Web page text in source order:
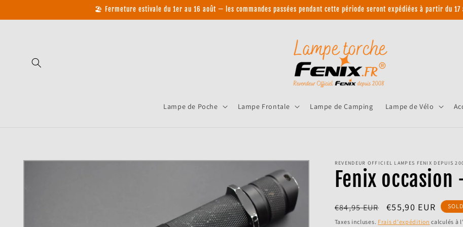
🏖️ Fermeture estivale du 1er au 16 août — les commandes passées pendant cette période seront expédiées à partir du
Lampe de Poche Lampe Frontale Lampe de Camping Lampe de Vélo
Passer aux
REVENDEUR OFFICIEL LAMPES FENIX DEPUIS
Fenix occasion
Prix
habituel
€84,95 EUR
Prix
promotionnel
€55,90 EUR
Taxes incluses. Frais d'expédition calculés à